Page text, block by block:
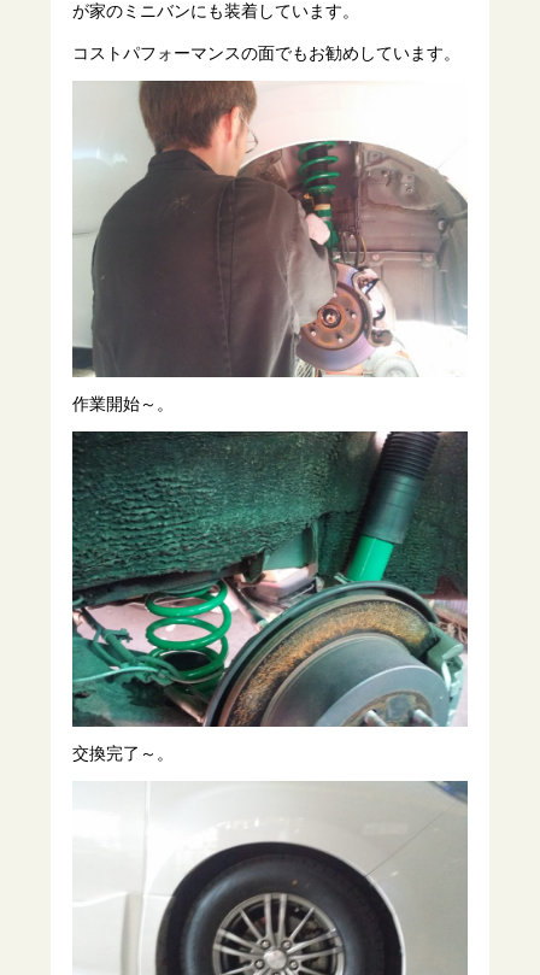
が家のミニバンにも装着しています。
コストパフォーマンスの面でもお勧めしています。
作業開始～。
交換完了～。